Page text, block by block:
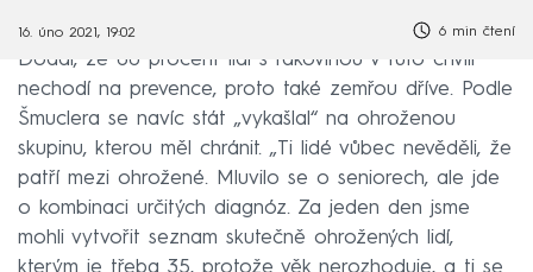
16. úno 2021, 19:02 6 min čtení
Dodal, že 60 procent lidí s rakovinou v tuto chvíli
nechodí na prevence, proto také zemřou dříve. Podle
Šmuclera se navíc stát „vykašlal“ na ohroženou
skupinu, kterou měl chránit. „Ti lidé vůbec nevěděli, že
patří mezi ohrožené. Mluvilo se o seniorech, ale jde
o kombinaci určitých diagnóz. Za jeden den jsme
mohli vytvořit seznam skutečně ohrožených lidí,
kterým je třeba 35, protože věk nerozhoduje, a ti se